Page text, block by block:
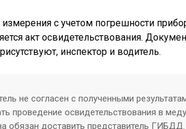
измерения с учетом погрешности
акт освидетельствования.
инспектор и водитель.
не согласен с полученными
проведение освидетельствования в
обязан доставить представитель ГИБДД.